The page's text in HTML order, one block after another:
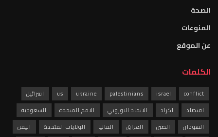
الصحة
المنوعات
عن الموقع
الكلمات
conflict
israel
palestinians
ukraine
us
اسرائيل
اقتصاد
اكراد الاتحاد الاوروبي الامم المتحدة
السعودية
السودان
الصين العراق المانيا الولايات المتحدة اليمن